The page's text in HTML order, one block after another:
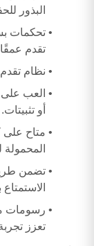
البذور
تحكمات
تقدم
نظام
العب
أو تثبيتات.
متاح على
المحمولة
تضمن
رسومات
تعزز